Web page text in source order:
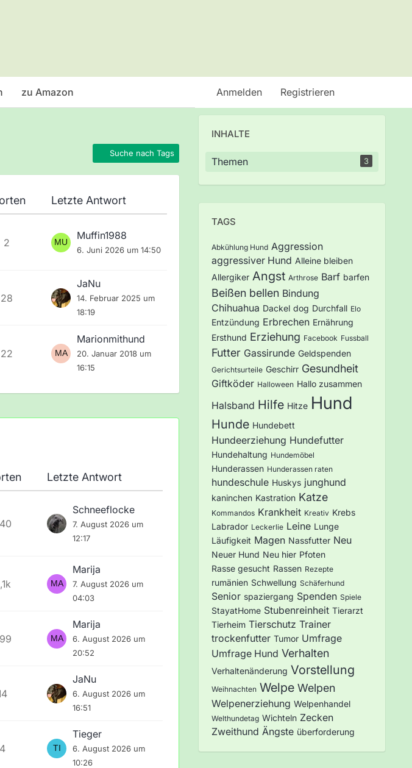
zu Amazon Anmelden Registrieren
Suche nach Tags
Letzte Antwort
2
Muffin1988
6. Juni 2026 um 14:50
28
JaNu
14. Februar 2025 um
18:19
22
Marionmithund
20. Januar 2018 um
16:15
Letzte Antwort
Schneeflocke
7. August 2026 um
12:17
Marija
7. August 2026 um
04:03
Marija
6. August 2026 um
20:52
JaNu
6. August 2026 um
16:51
4
Tieger
6. August 2026 um
10:26
INHALTE
Themen 3
TAGS
Abkühlung Hund Aggression
aggressiver Hund Alleine bleiben
Allergiker Angst Arthrose Barf barfen
Beißen bellen Bindung
Chihuahua Dackel dog Durchfall Elo
Entzündung Erbrechen Ernährung
Ersthund Erziehung Facebook Fussball
Futter Gassirunde Geldspenden
Gerichtsurteile Geschirr Gesundheit
Giftköder Halloween Hallo zusammen
Halsband Hilfe Hitze Hund
Hunde Hundebett
Hundeerziehung Hundefutter
Hundehaltung Hundemöbel
Hunderassen Hunderassen raten
hundeschule Huskys junghund
kaninchen Kastration Katze
Kommandos Krankheit Kreativ Krebs
Labrador Leckerlie Leine Lunge
Läufigkeit Magen Nassfutter Neu
Neuer Hund Neu hier Pfoten
Rasse gesucht Rassen Rezepte
rumänien Schwellung Schäferhund
Senior spaziergang Spenden Spiele
StayatHome Stubenreinheit Tierarzt
Tierheim Tierschutz Trainer
trockenfutter Tumor Umfrage
Umfrage Hund Verhalten
Verhaltenänderung Vorstellung
Weihnachten Welpe Welpen
Welpenerziehung Welpenhandel
Welthundetag Wichteln Zecken
Zweithund Ängste überforderung